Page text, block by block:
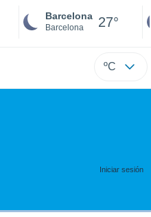
Barcelona
Barcelona 27°
ºC
Iniciar sesión